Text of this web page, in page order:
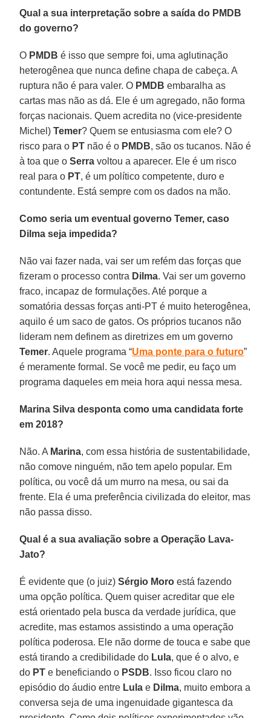
Qual a sua interpretação sobre a saída do PMDB
do governo?
O PMDB é isso que sempre foi, uma aglutinação
heterogênea que nunca define chapa de cabeça. A
ruptura não é para valer. O PMDB embaralha as
cartas mas não as dá. Ele é um agregado, não forma
forças nacionais. Quem acredita no (vice-presidente
Michel)Temer? Quem se entusiasma com ele? O
risco para o PT não é o PMDB, são os tucanos. Não é
à toa que oSerra voltou a aparecer. Ele é um risco
real para o PT, é um político competente, duro e
contundente. Está sempre com os dados na mão.
Como seria um eventual governo Temer, caso
Dilma seja impedida?
Não vai fazer nada, vai ser um refém das forças que
fizeram o processo contra Dilma. Vai ser um governo
fraco, incapaz de formulações. Até porque a
somatória dessas forças anti-PT é muito heterogênea,
aquilo é um saco de gatos. Os próprios tucanos não
lideram nem definem as diretrizes em um governo
Temer. Aquele programa “Uma ponte para o futuro”
é meramente formal. Se você me pedir, eu faço um
programa daqueles em meia hora aqui nessa mesa.
Marina Silva desponta como uma candidata forte
em 2018?
Não. A Marina, com essa história de sustentabilidade,
não comove ninguém, não tem apelo popular. Em
política, ou você dá um murro na mesa, ou sai da
frente. Ela é uma preferência civilizada do eleitor, mas
não passa disso.
Qual é a sua avaliação sobre a Operação Lava-
Jato?
É evidente que (o juiz)Sérgio Moro está fazendo
uma opção política. Quem quiser acreditar que ele
está orientado pela busca da verdade jurídica, que
acredite, mas estamos assistindo a uma operação
política poderosa. Ele não dorme de touca e sabe que
está tirando a credibilidade do Lula, que é o alvo, e
do PT e beneficiando o PSDB. Isso ficou claro no
episódio do áudio entre Lula e Dilma, muito embora a
conversa seja de uma ingenuidade gigantesca da